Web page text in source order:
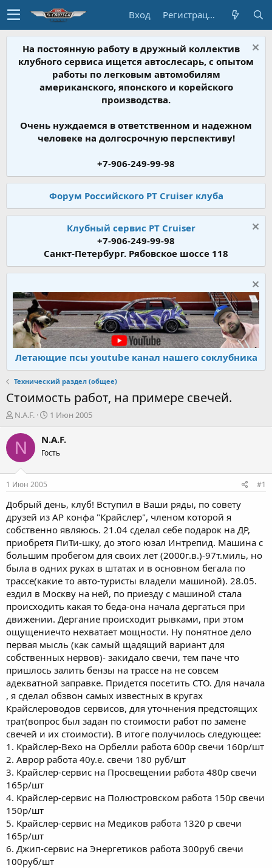
Вход Регистрация
На постоянную работу в дружный коллектив
клубного сервиса ищется автослесарь, с опытом
работы по легковым автомобилям
американского, японского и корейского
производства.
Очень нуждаемся в ответственном и надежном
человеке на долгосрочную перспективу!
+7-906-249-99-98
Форум Российского PT Cruiser клуба
Клубный сервис PT Cruiser
+7-906-249-99-98
Санкт-Петербург. Рябовское шоссе 118
Летающие псы youtube канал нашего соклубника
Технический раздел (общее)
Стоимость работ, на примере свечей.
А
т
о
р
е
м
ы
N.A.F.
Д
т
н
л
а
1 Июн 2005
N N.A.F.
Гость
1 Июн 2005 #1
Добрый день, клуб! Вступил в Ваши ряды, по совету
друзей из АР конфа "Крайслер", членом которой я
собственно являюсь. 21.04 сделал себе подарок на ДР,
приобретя ПиТи-шку, до этого юзал Интрепид. Машина с
большим пробегом для своих лет (2000г.в.)-97т.миль, но
была в одних руках в штатах и в основном бегала по
трассе(какие то авто-туристы владели машиной). 28.05.
ездил в Москву на ней, по приезду с машиной стала
происходить какая то беда-она начала дергаться при
движении. Дергание происходит рывками, при этом
ощущениечто нехватает мощности. Ну понятное дело
первая мысль (как самый щадящий вариант для
собственных нервов)- закидало свечи, тем паче что
пришлось залить бензы на трассе на не совсем
адекватной заправке. Придется посетить СТО. Для начала
, я сделал обзвон самых известных в кругах
Крайслероводов сервисов, для уточнения предстоящих
трат(вопрос был задан по стоимости работ по замене
свечей и их стоимости). В итоге получилось следующее:
1. Крайслер-Вехо на Орбелли работа 600р свечи 160р/шт
2. Аврор работа 40у.е. свечи 180 руб/шт
3. Крайслер-сервис на Просвещении работа 480р свечи
165р/шт
4. Крайслер-сервис на Полюстровском работа 150р свечи
150р/шт
5. Крайслер-сервис на Медиков работа 1320 р свечи
165р/шт
6. Джип-сервис на Энергетиков работа 300руб свечи
100руб/шт